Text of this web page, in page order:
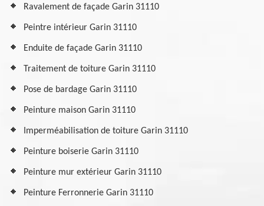
Ravalement de façade Garin 31110
Peintre intérieur Garin 31110
Enduite de façade Garin 31110
Traitement de toiture Garin 31110
Pose de bardage Garin 31110
Peinture maison Garin 31110
Imperméabilisation de toiture Garin 31110
Peinture boiserie Garin 31110
Peinture mur extérieur Garin 31110
Peinture Ferronnerie Garin 31110